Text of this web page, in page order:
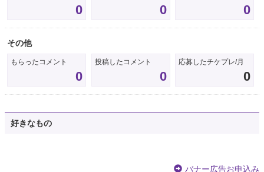
0 0 0
その他
もらったコメント
0
投稿したコメント
0
応募したチケプレ/月
0
好きなもの
バナー広告お申込み